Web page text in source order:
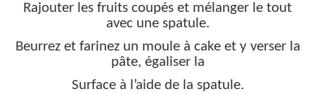
Rajouter les fruits coupés et mélanger le tout
avec une spatule.
Beurrez et farinez un moule à cake et y verser la
pâte, égaliser la
Surface à l’aide de la spatule.